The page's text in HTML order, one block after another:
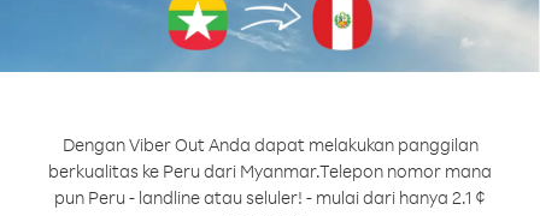
Dengan Viber Out Anda dapat melakukan panggilan
berkualitas ke Peru dari Myanmar.Telepon nomor mana
pun Peru - landline atau seluler! - mulai dari hanya 2.1 ¢